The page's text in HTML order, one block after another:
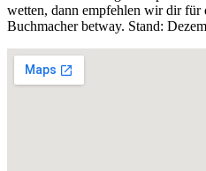
wetten, dann empfehlen wir dir für
Buchmacher betway. Stand: